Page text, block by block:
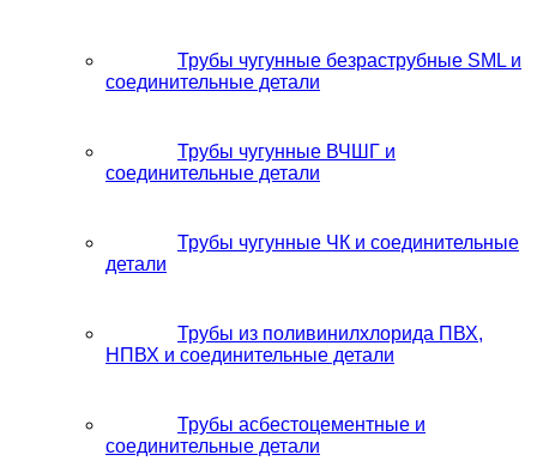
Трубы чугунные безраструбные SML и
соединительные детали
Трубы чугунные ВЧШГ и
соединительные детали
Трубы чугунные ЧК и соединительные
детали
Трубы из поливинилхлорида ПВХ,
НПВХ и соединительные детали
Трубы асбестоцементные и
соединительные детали